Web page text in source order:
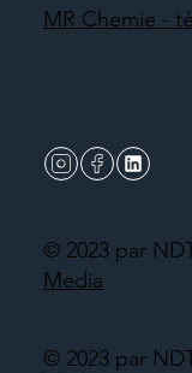
© 2023 par
© 2023 par
Media
MR Chemie -